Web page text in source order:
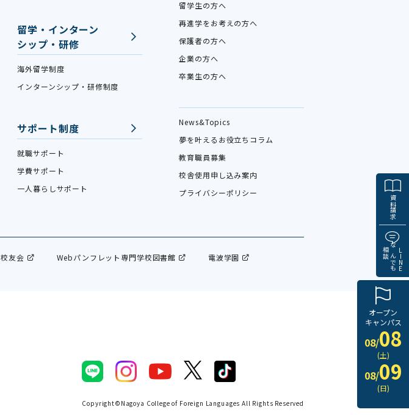
資料請求
LINE
なんでも
相談
オープン
キャンパス
08/08
(土)
08/09
(日)
留学・インターン
シップ・研修
海外留学制度
インターンシップ・研修制度
サポート制度
就職サポート
学費サポート
一人暮らしサポート
留学生の方へ
再進学をお考えの方へ
保護者の方へ
企業の方へ
卒業生の方へ
News&Topics
夢を叶えるお役立ちコラム
教育職員募集
校舎使用申し込み案内
プライバシーポリシー
校友会 Webパンフレット専門学校図書館 電波学園
Copyright©Nagoya College of Foreign Languages All Rights Reserved